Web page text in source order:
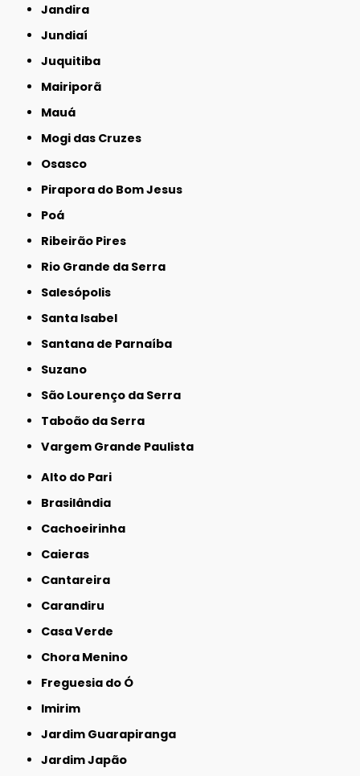
Jandira
Jundiaí
Juquitiba
Mairiporã
Mauá
Mogi das Cruzes
Osasco
Pirapora do Bom Jesus
Poá
Ribeirão Pires
Rio Grande da Serra
Salesópolis
Santa Isabel
Santana de Parnaíba
Suzano
São Lourenço da Serra
Taboão da Serra
Vargem Grande Paulista
Alto do Pari
Brasilândia
Cachoeirinha
Caieras
Cantareira
Carandiru
Casa Verde
Chora Menino
Freguesia do Ó
Imirim
Jardim Guarapiranga
Jardim Japão